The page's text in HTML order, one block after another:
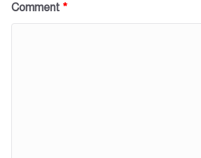
Comment *